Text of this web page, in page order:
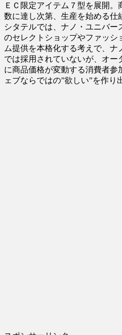
ＥＣ限定アイテム７型を展開
数に達し次第、生産を始める仕
シタテルでは、ナノ・ユニバ
のセレクトショップやファッシ
ム提供を本格化する考えで、
では採用されていないが、オー
に商品価格が変動する消費者参
ェブならではの”欲しい”を作り